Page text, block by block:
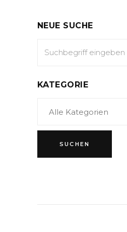
NEUE SUCHE
KATEGORIE